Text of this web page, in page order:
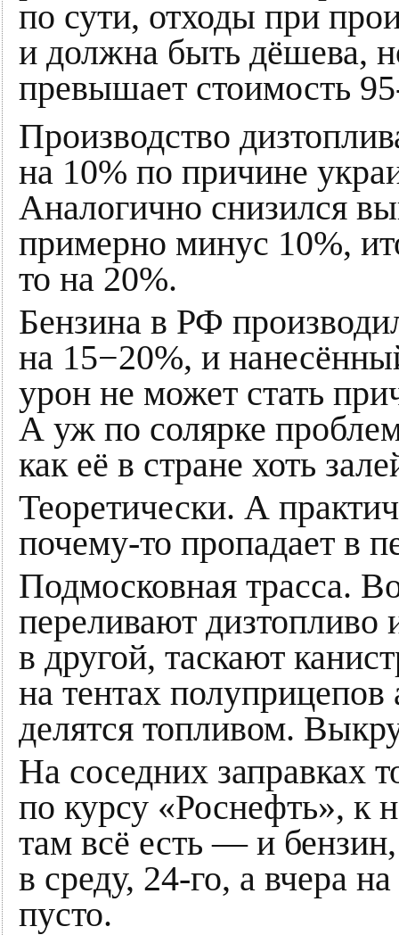
по сути, отходы при
и должна быть дёшева,
превышает стоимость
Производство
на 10% по причине
Аналогично снизился
примерно минус 10%,
то на 20%.
Бензина в РФ
на 15−20%, и
урон не может стать
А уж по солярке
как её в стране хоть
Теоретически. А
почему-то пропадает в
Подмосковная трасса.
переливают дизтопливо
в другой, таскают
на тентах
делятся топливом.
На соседних заправках
по курсу «Роснефть», к
там всё есть — и
в среду, 24-го, а вчера
пусто.